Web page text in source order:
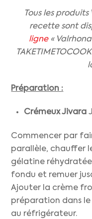
Tous les
recette sont
ligne«
Préparation :
Crémeux Jivara
Commencer par
parallèle, chauffer
gélatine
fondu et remuer
Ajouter la crème
préparation dans le
au réfrigérateur.